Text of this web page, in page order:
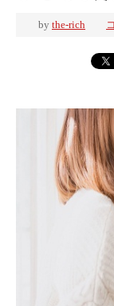
by the-rich